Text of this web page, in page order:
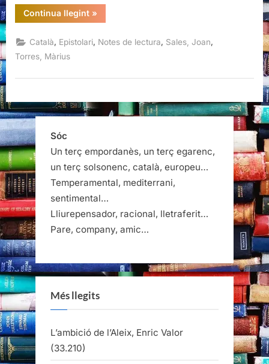
Continua llegint“Joan
Sales,
a
Màrius
»
Català, Epistolari, Notes de lectura, Sales, Joan,
Torres, Màrius
Sóc
Un terç empordanès, un terç egarenc,
un terç solsonenc, català, europeu…
Temperamental, mediterrani,
sentimental…
Lliurepensador, racional, lletraferit…
Pare, company, amic…
Més llegits
L’ambició de l’Aleix, Enric Valor
(33.210)